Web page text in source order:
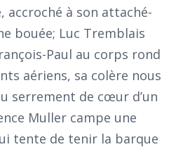
accroché à son attaché-
bouée; Luc Tremblais
Paul au corps rond
aériens, sa colère nous
serrement de cœur d’un
Muller campe une
tente de tenir la barque